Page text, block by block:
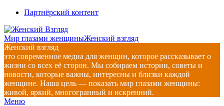
Перейти
содержимому
Партнёрский контент
Мир глазами женщиныЖенский взгляд
Женский взгляд
это современное медиа для женщин, которое рассказывает о
жизни со всех её сторон. Мы собираем истории, советы и
новости, которые важны, интересны и близки каждой
женщине. Наша цель — показать мир глазами женщины:
живой, яркий, многогранный и искренний.
Главное
Меню